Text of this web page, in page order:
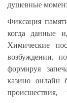
душевные
Фиксация
когда данные
Химические
возбуждении,
формируя
казино онлайн